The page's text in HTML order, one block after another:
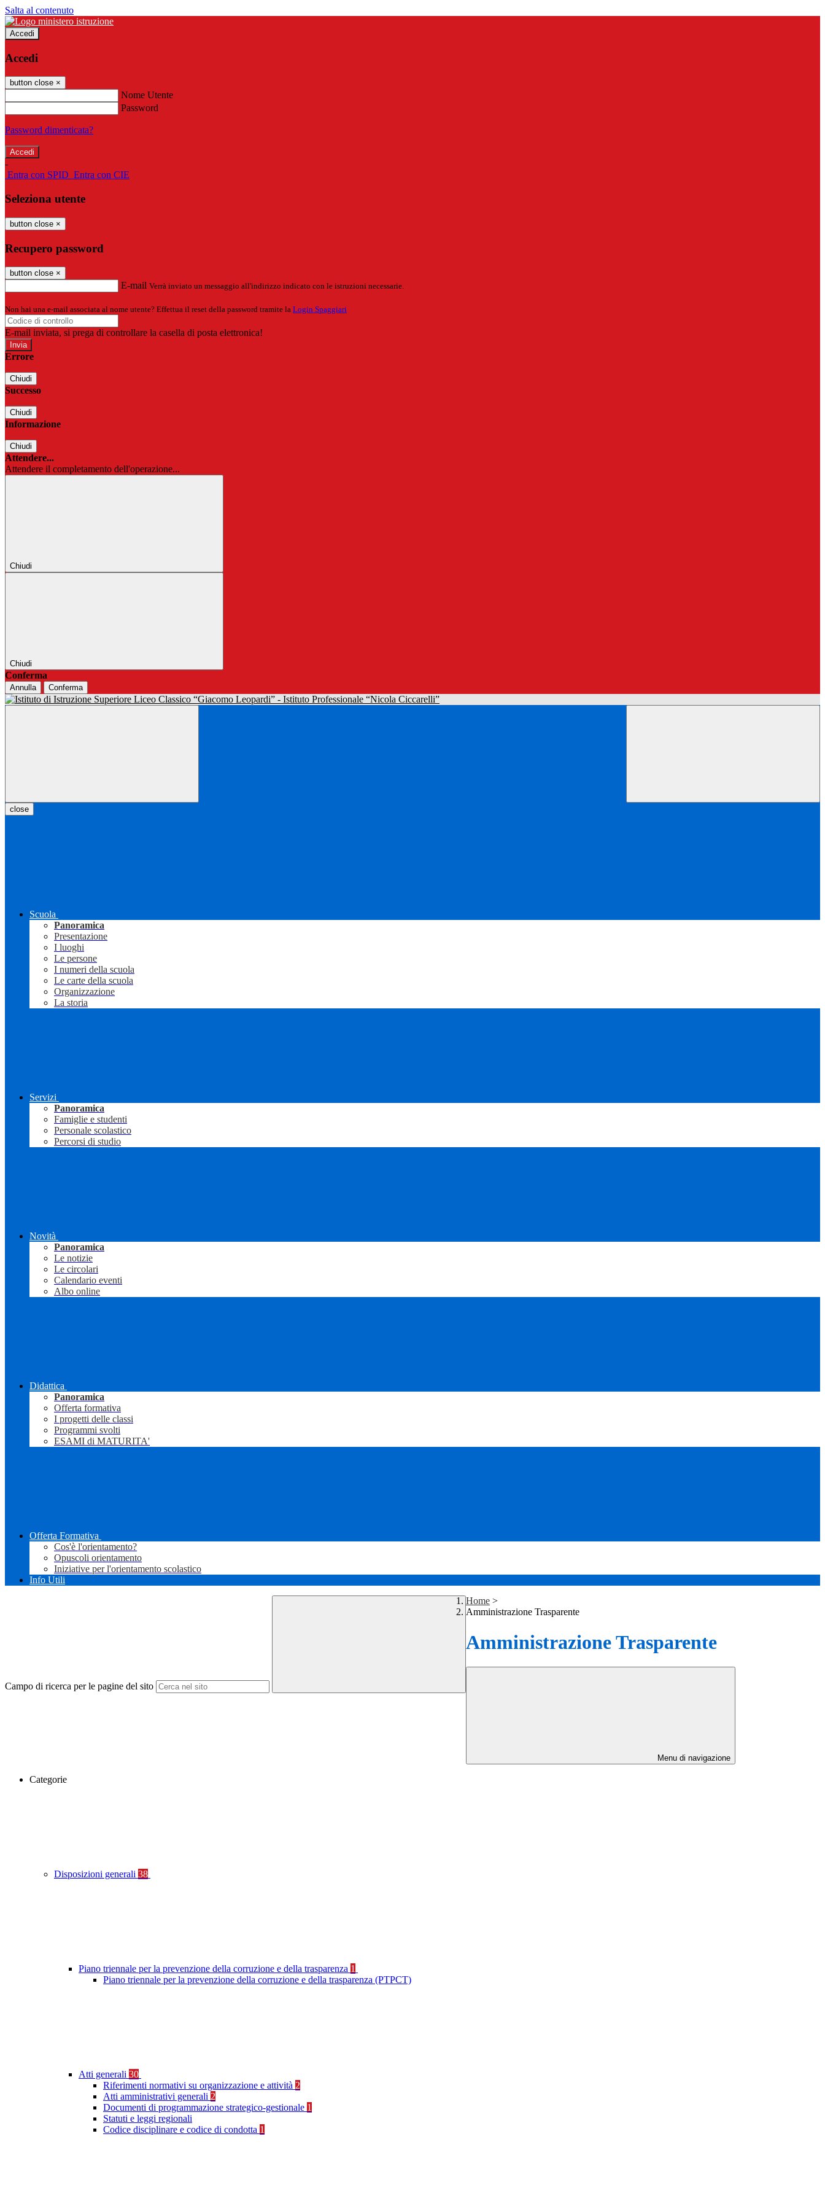
Salta al contenuto
Accedi
Accedi
button close ×
Nome Utente
Password
Password dimenticata?
-
Entra con SPID Entra con CIE
Seleziona utente
button close ×
Recupero password
button close ×
E-mail Verrà inviato un messaggio all'indirizzo indicato con le istruzioni necessarie.
Non hai una e-mail associata al nome utente? Effettua il reset della password tramite la Login Spaggiari
E-mail inviata, si prega di controllare la casella di posta elettronica!
Errore
Chiudi
Successo
Chiudi
Informazione
Chiudi
Attendere...
Attendere il completamento dell'operazione...
Chiudi
Chiudi
Conferma
Annulla Conferma
close
Scuola
Panoramica
Presentazione
I luoghi
Le persone
I numeri della scuola
Le carte della scuola
Organizzazione
La storia
Servizi
Panoramica
Famiglie e studenti
Personale scolastico
Percorsi di studio
Novità
Panoramica
Le notizie
Le circolari
Calendario eventi
Albo online
Didattica
Panoramica
Offerta formativa
I progetti delle classi
Programmi svolti
ESAMI di MATURITA'
Offerta Formativa
Cos'è l'orientamento?
Opuscoli orientamento
Iniziative per l'orientamento scolastico
Info Utili
Campo di ricerca per le pagine del sito
Home >
Amministrazione Trasparente
Amministrazione Trasparente
Menu di navigazione
Categorie
Disposizioni generali 38
Piano triennale per la prevenzione della corruzione e della trasparenza 1
Piano triennale per la prevenzione della corruzione e della trasparenza (PTPCT)
Atti generali 30
Riferimenti normativi su organizzazione e attività 2
Atti amministrativi generali 2
Documenti di programmazione strategico-gestionale 1
Statuti e leggi regionali
Codice disciplinare e codice di condotta 1